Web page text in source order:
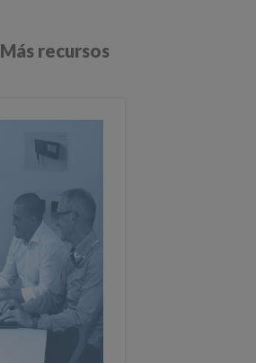
Más recursos